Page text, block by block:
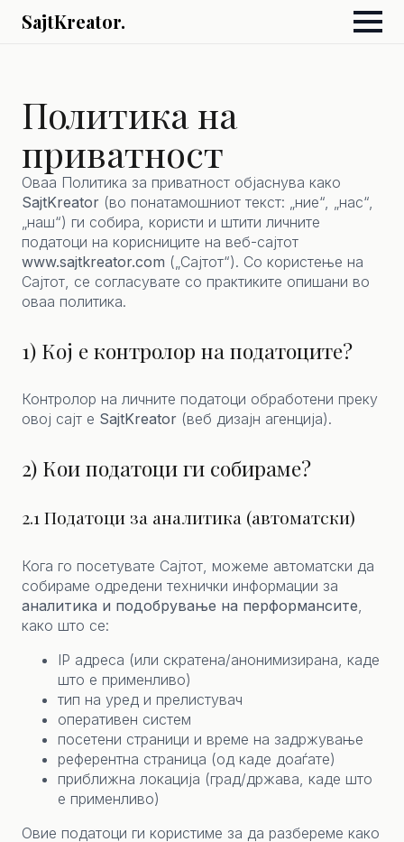
SajtKreator.
Политика на
приватност
Оваа Политика за приватност објаснува како
SajtKreator (во понатамошниот текст: „ние“, „нас“,
„наш“) ги собира, користи и штити личните
податоци на корисниците на веб-сајтот
www.sajtkreator.com („Сајтот“). Со користење на
Сајтот, се согласувате со практиките опишани во
оваа политика.
1) Кој е контролор на податоците?
Контролор на личните податоци обработени преку
овој сајт е SajtKreator (веб дизајн агенција).
2) Кои податоци ги собираме?
2.1 Податоци за аналитика (автоматски)
Кога го посетувате Сајтот, можеме автоматски да
собираме одредени технички информации за
аналитика и подобрување на перформансите,
како што се:
IP адреса (или скратена/анонимизирана, каде
што е применливо)
тип на уред и прелистувач
оперативен систем
посетени страници и време на задржување
референтна страница (од каде доаѓате)
приближна локација (град/држава, каде што
е применливо)
Овие податоци ги користиме за да разбереме како